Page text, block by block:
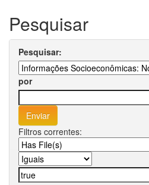
Pesquisar
Pesquisar:
por
Filtros correntes: